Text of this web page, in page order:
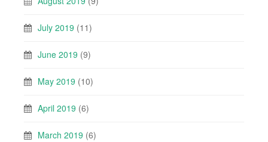
July 2019 (11)
June 2019 (9)
May 2019 (10)
April 2019 (6)
March 2019 (6)